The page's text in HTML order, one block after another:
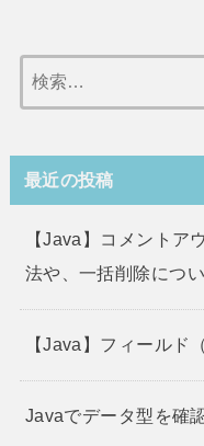
最近の投稿
【Java】コメントア
法や、一括削除につい
【Java】フィールド
Javaでデータ型を確